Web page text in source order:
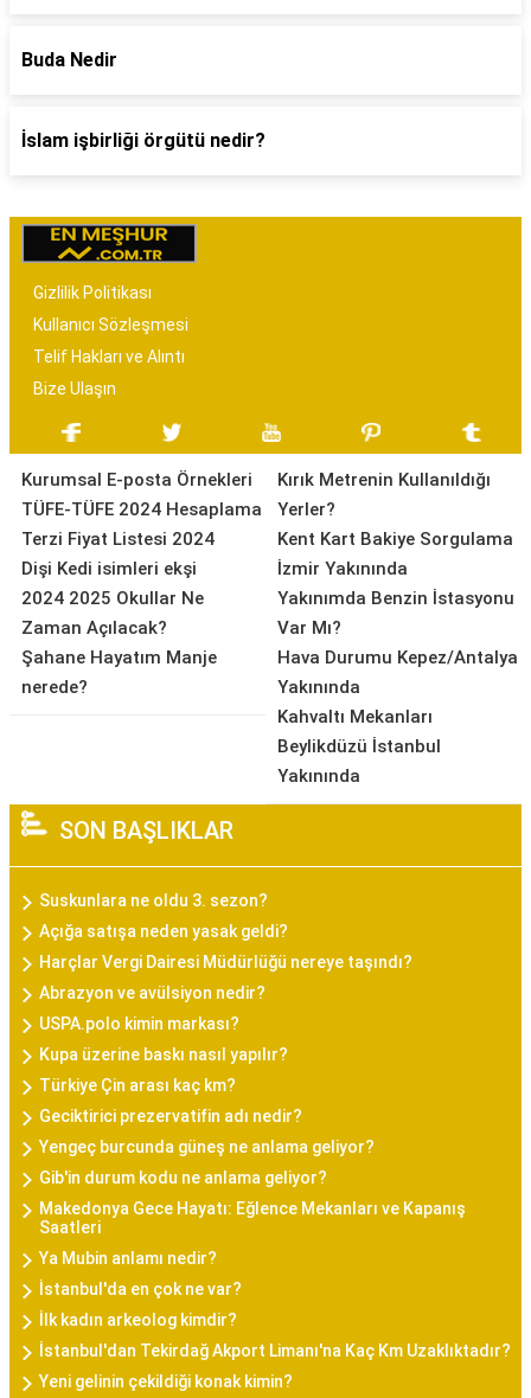
Buda Nedir
İslam işbirliği örgütü nedir?
Gizlilik Politikası
Kullanıcı Sözleşmesi
Telif Hakları ve Alıntı
Bize Ulaşın
Kurumsal E-posta Örnekleri
TÜFE-TÜFE 2024 Hesaplama
Terzi Fiyat Listesi 2024
Dişi Kedi isimleri ekşi
2024 2025 Okullar Ne
Zaman Açılacak?
Şahane Hayatım Manje
nerede?
Kırık Metrenin Kullanıldığı
Yerler?
Kent Kart Bakiye Sorgulama
İzmir Yakınında
Yakınımda Benzin İstasyonu
Var Mı?
Hava Durumu Kepez/Antalya
Yakınında
Kahvaltı Mekanları
Beylikdüzü İstanbul
Yakınında
SON BAŞLIKLAR
Suskunlara ne oldu 3. sezon?
Açığa satışa neden yasak geldi?
Harçlar Vergi Dairesi Müdürlüğü nereye taşındı?
Abrazyon ve avülsiyon nedir?
USPA.polo kimin markası?
Kupa üzerine baskı nasıl yapılır?
Türkiye Çin arası kaç km?
Geciktirici prezervatifin adı nedir?
Yengeç burcunda güneş ne anlama geliyor?
Gib'in durum kodu ne anlama geliyor?
Makedonya Gece Hayatı: Eğlence Mekanları ve Kapanış
Saatleri
Ya Mubin anlamı nedir?
İstanbul'da en çok ne var?
İlk kadın arkeolog kimdir?
İstanbul'dan Tekirdağ Akport Limanı'na Kaç Km Uzaklıktadır?
Yeni gelinin çekildiği konak kimin?